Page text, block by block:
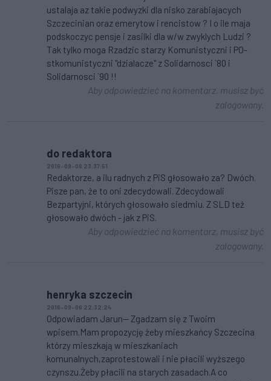
ustalaja az takie podwyzki dla nisko zarabiajacych
Szczecinian oraz emerytow i rencistow ? I o ile maja
podskoczyc pensje i zasilki dla w/w zwyklych Ludzi ?
Tak tylko moga Rzadzic starzy Komunistyczni i PO-
stkomunistyczni "dzialacze" z Solidarnosci `80 i
Solidarnosci `90 !!
Aby odpowiedzieć na komentarz, musisz być
zalogowany.
do redaktora
2016-09-06 23:37:51
Redaktorze, a ilu radnych z PiS głosowało za? Dwóch.
Pisze pan, że to oni zdecydowali. Zdecydowali
Bezpartyjni, których głosowało siedmiu. Z SLD też
głosowało dwóch - jak z PiS.
Aby odpowiedzieć na komentarz, musisz być
zalogowany.
henryka szczecin
2016-09-06 22:32:24
Odpowiadam Jarun-- Zgadzam się z Twoim
wpisem.Mam propozycję żeby mieszkańcy Szczecina
którzy mieszkają w mieszkaniach
komunalnych,zaprotestowali i nie płacili wyższego
czynszu.Żeby płacili na starych zasadach.A co